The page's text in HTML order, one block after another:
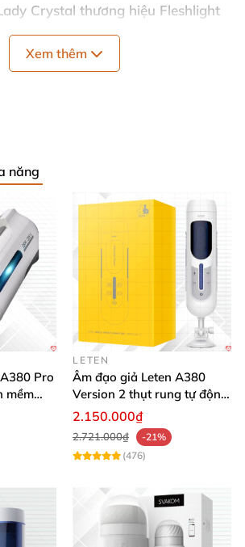
Crystal thương hiệu Fleshlight
trong suốt tựa như pha lê băng
vẻ sang trọng
là mê mẩn. Dụng cụ thủ dâm này
Xem thêm
năng
Pro
mềm
LETEN
Âm đạo giả Leten A380
Version 2 thụt rung tự động,
cảm giác thật
2.150.000₫
2.721.000₫
-21%
(476)